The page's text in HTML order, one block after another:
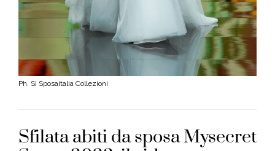
Ph. Sì Sposaitalia Collezioni
Sfilata abiti da sposa Mysecret